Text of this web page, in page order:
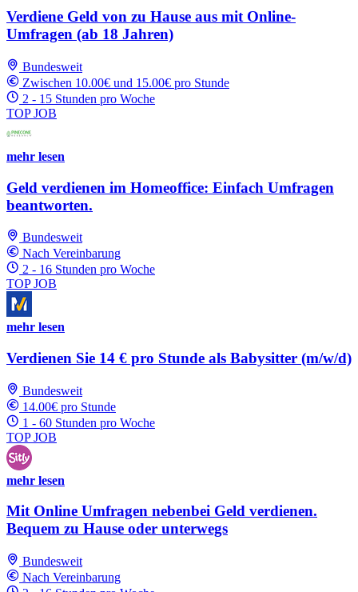
Verdiene Geld von zu Hause aus mit Online-
Umfragen (ab 18 Jahren)
Bundesweit
Zwischen 10.00€ und 15.00€ pro Stunde
2 - 15 Stunden pro Woche
TOP JOB
mehr lesen
Geld verdienen im Homeoffice: Einfach Umfragen
beantworten.
Bundesweit
Nach Vereinbarung
2 - 16 Stunden pro Woche
TOP JOB
mehr lesen
Verdienen Sie 14 € pro Stunde als Babysitter (m/w/d)
Bundesweit
14.00€ pro Stunde
1 - 60 Stunden pro Woche
TOP JOB
mehr lesen
Mit Online Umfragen nebenbei Geld verdienen.
Bequem zu Hause oder unterwegs
Bundesweit
Nach Vereinbarung